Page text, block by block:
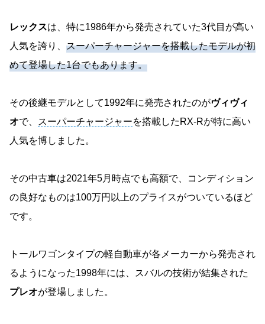
レックスは、特に1986年から発売されていた3代目が高い
人気を誇り、 スーパーチャージャーを搭載したモデルが初
めて登場した1台でもあります。
その後継モデルとして1992年に発売されたのがヴィヴィ
オで、 スーパーチャージャーを搭載したRX-Rが特に高い
人気を博しました。
その中古車は2021年5月時点でも高額で、コンディション
の良好なものは100万円以上のプライスがついているほど
です。
トールワゴンタイプの軽自動車が各メーカーから発売され
るようになった1998年には、スバルの技術が結集された
プレオが登場しました。